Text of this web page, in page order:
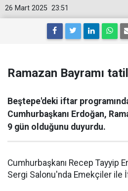
23:51
26 Mart 2025
Ramazan Bayramı
Beştepe'deki iftar
Cumhurbaşkanı Erdoğan,
9 gün olduğunu duyurdu.
Cumhurbaşkanı Recep Tayyip
Sergi Salonu'nda Emekçiler ile